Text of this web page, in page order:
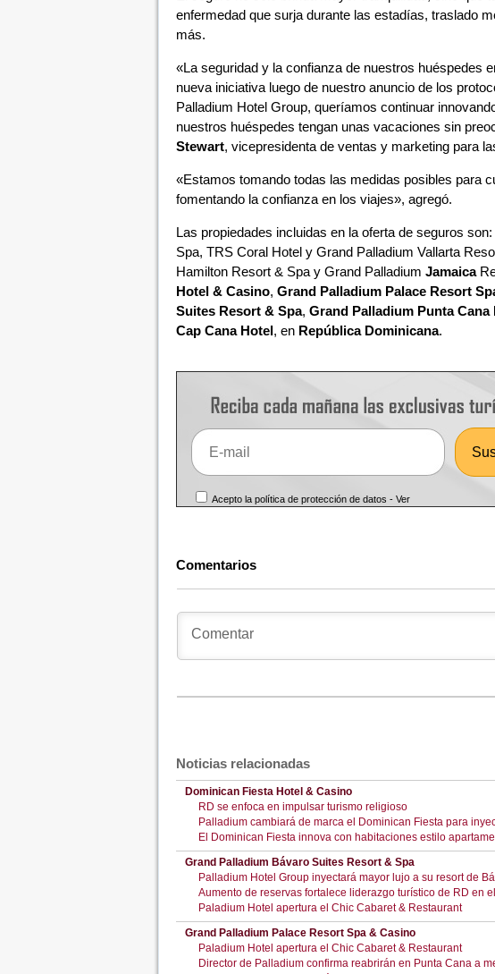
enfermedad que surja durante las estadías, traslado
más.
«La seguridad y la confianza de nuestros huéspedes
nueva iniciativa luego de nuestro anuncio de los
Palladium Hotel Group, queríamos continuar
nuestros huéspedes tengan unas vacaciones sin
Stewart, vicepresidenta de ventas y marketing para
«Estamos tomando todas las medidas posibles para
fomentando la confianza en los viajes», agregó.
Las propiedades incluidas en la oferta de seguros
Spa, TRS Coral Hotel y Grand Palladium Vallarta
Hamilton Resort & Spa y Grand Palladium Jamaica
Hotel & Casino, Grand Palladium Palace Resort
Suites Resort & Spa, Grand Palladium Punta Cana
Cap Cana Hotel, en República Dominicana.
Acepto la política de protección de datos -Ver
Comentarios
Noticias relacionadas
Dominican Fiesta Hotel & Casino
RD se enfoca en impulsar turismo religioso
Palladium cambiará de marca el Dominican Fiesta para
El Dominican Fiesta innova con habitaciones estilo
Grand Palladium Bávaro Suites Resort & Spa
Palladium Hotel Group inyectará mayor lujo a su resort de
Aumento de reservas fortalece liderazgo turístico de RD en
Paladium Hotel apertura el Chic Cabaret & Restaurant
Grand Palladium Palace Resort Spa & Casino
Paladium Hotel apertura el Chic Cabaret & Restaurant
Director de Palladium confirma reabrirán en Punta Cana a